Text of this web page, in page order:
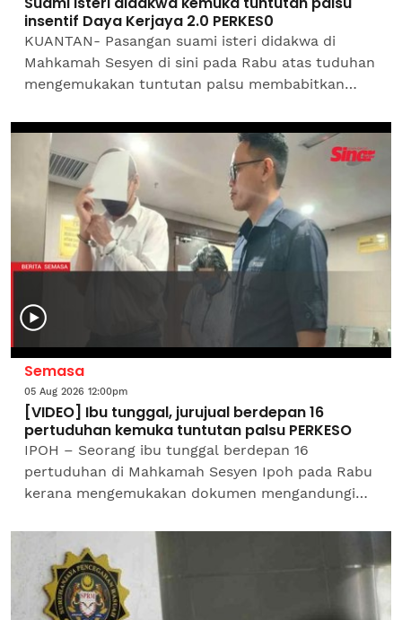
insentif Daya Kerjaya 2.0 PERKES0
KUANTAN- Pasangan suami isteri didakwa di
Mahkamah Sesyen di sini pada Rabu atas tuduhan
mengemukakan tuntutan palsu membabitkan
Sosial...
Semasa
05 Aug 2026 12:00pm
[VIDEO] Ibu tunggal, jurujual berdepan 16
pertuduhan kemuka tuntutan palsu PERKESO
IPOH – Seorang ibu tunggal berdepan 16
pertuduhan di Mahkamah Sesyen Ipoh pada Rabu
kerana mengemukakan dokumen mengandungi
Program Daya Kerjaya 2.0...